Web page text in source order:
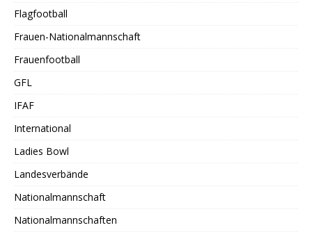
Flagfootball
Frauen-Nationalmannschaft
Frauenfootball
GFL
IFAF
International
Ladies Bowl
Landesverbände
Nationalmannschaft
Nationalmannschaften